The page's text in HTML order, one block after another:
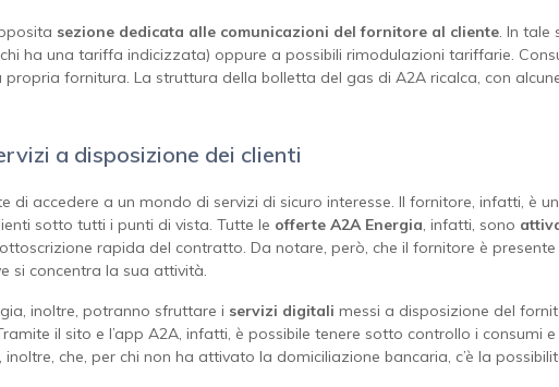
sezione dedicata alle comunicazioni del fornitore al cliente. In tale
ha una tariffa indicizzata) oppure a possibili rimodulazioni tariffarie.
fornitura. La struttura della bolletta del gas di A2A ricalca, con
a disposizione dei clienti
di accedere a un mondo di servizi di sicuro interesse. Il fornitore, infatti, è
sotto tutti i punti di vista. Tutte le offerte A2A Energia, infatti, sono
rapida del contratto. Da notare, però, che il fornitore è presente
si concentra la sua attività.
inoltre, potranno sfruttare i servizi digitali messi a disposizione del
il sito e l’app A2A, infatti, è possibile tenere sotto controllo i consumi
che, per chi non ha attivato la domiciliazione bancaria, c’è la